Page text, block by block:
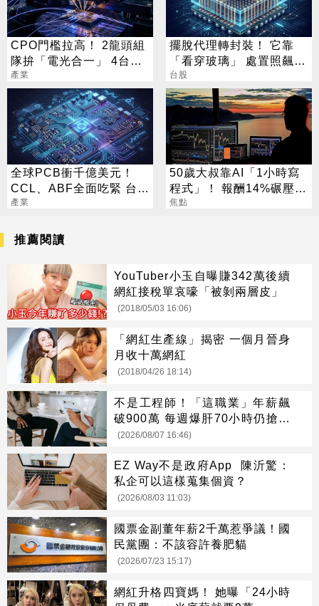
CPO門檻拉高！ 2龍頭組
隊拚「電光合一」 4台廠
暗中卡位
產業
擺脫代理轉封裝！ 它靠
「看穿玻璃」 處置照飆2
漲停
台股
全球PCB衝千億美元！
CCL、ABF全面吃緊 台廠
迎兆元商機
產業
50歲大叔靠AI「1小時寫
程式」！ 報酬14%碾壓標
普 直接辭職去炒股
焦點
推薦閱讀
YouTuber小玉自曝賺342萬後續
網紅接稅單哀嚎「被剝兩層皮」
(2018/05/03 16:06)
「網紅生產線」揭密 一個月晉身
月收十萬網紅
(2018/04/26 18:14)
不是工程師！「這職業」年薪飆
破900萬 每週爆肝70小時仍搶破
頭
(2026/08/07 16:46)
EZ Way不是政府App 陳沂驚：
私企可以這樣蒐集個資？
(2026/08/03 11:03)
國票金副董年薪2千萬惹爭議！國
民黨團：不該容許養肥貓
(2026/07/23 15:17)
網紅升格四寶媽！ 她曝「24小時